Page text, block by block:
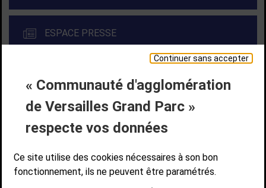
Continuer sans accepter
« Communauté d'agglomération
de Versailles Grand Parc »
respecte vos données
Ce site utilise des cookies nécessaires à son bon
fonctionnement, ils ne peuvent être paramétrés.
ESPACE PRESSE
Liens bas de page
CONTACT MENTIONS LÉGALES
PLAN DE SITE
ACCESSIBILITÉ NUMÉRIQUE
GESTION DES COOKIES
Suivez-nous
SUIVEZ-NOUS SUR